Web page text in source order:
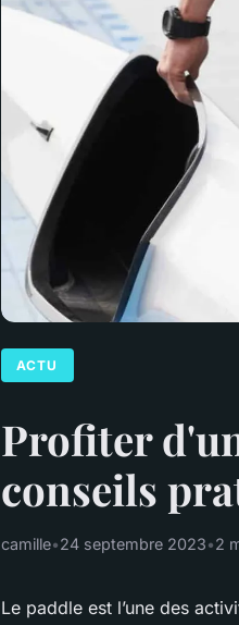
ACTU
Profiter
conseils
camille•24 septembre 2023•2
Le paddle est l’une des